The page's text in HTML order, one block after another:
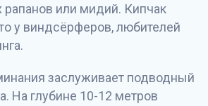
или мидий. Кипчак
у виндсёрферов, любителей
заслуживает подводный
На глубине 10-12 метров